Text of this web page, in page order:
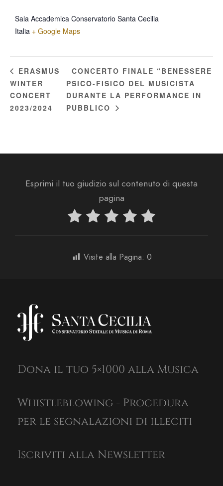
Sala Accademica Conservatorio Santa Cecilia
Italia + Google Maps
ERASMUS
WINTER
CONCERT
2023/2024
CONCERTO FINALE “BENESSERE
PSICO-FISICO DEL MUSICISTA
DURANTE LA PERFORMANCE IN
PUBBLICO
Esprimi il tuo giudizio sul contenuto di questa
pagina
Visite alla Pagina: 0
Dona il tuo 5×1000 alla Musica
Whistleblowing - Procedura
per le segnalazioni di illeciti
Iscriviti alla Newsletter